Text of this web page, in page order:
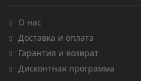
О нас
Доставка и оплата
Гарантия и возврат
Дисконтная программа